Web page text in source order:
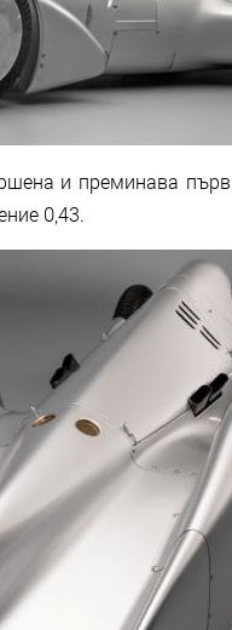
и преминава
0,43.